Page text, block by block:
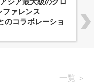
ジア最大級のグロ
ファレンス
のコラボレーショ
一覧